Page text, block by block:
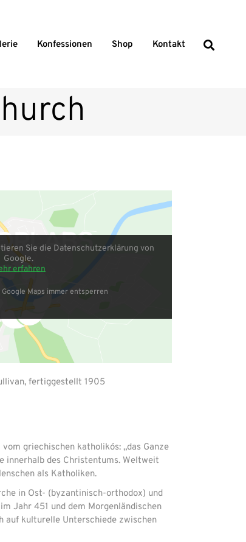
Konfessionen Shop Kontakt
Sie die Datenschutzerklärung von
Google.
erfahren
Google Maps immer entsperren
fertiggestellt 1905
griechischen katholikós: „das Ganze
innerhalb des Christentums. Weltweit
als Katholiken.
in Ost- (byzantinisch-orthodox) und
Jahr 451 und dem Morgenländischen
auf kulturelle Unterschiede zwischen